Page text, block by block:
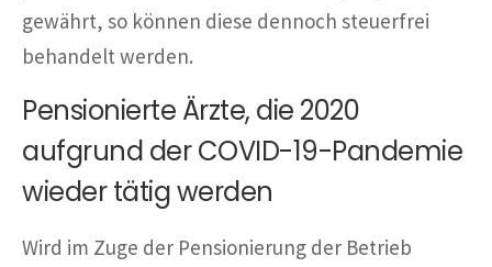
gewährt, so können diese dennoch steuerfrei
behandelt werden.
Pensionierte Ärzte, die 2020
aufgrund der COVID-19-Pandemie
wieder tätig werden
Wird im Zuge der Pensionierung der Betrieb